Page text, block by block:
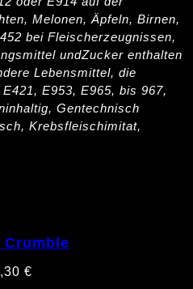
Melonen, Äpfeln, Birnen,
bei Fleischerzeugnissen,
undZucker enthalten
Lebensmittel, die
E953, E965, bis 967,
Gentechnisch
Krebsfleischimitat,
Crumble
€